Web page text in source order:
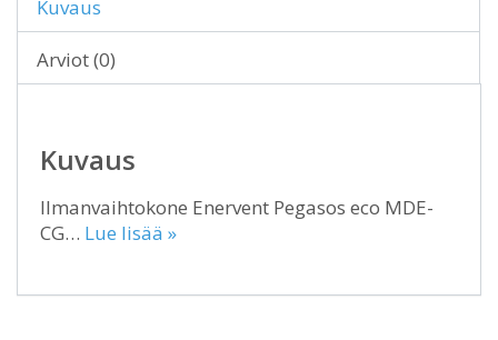
Kuvaus
Arviot (0)
Kuvaus
Ilmanvaihtokone Enervent Pegasos eco MDE-
CG… Lue lisää »